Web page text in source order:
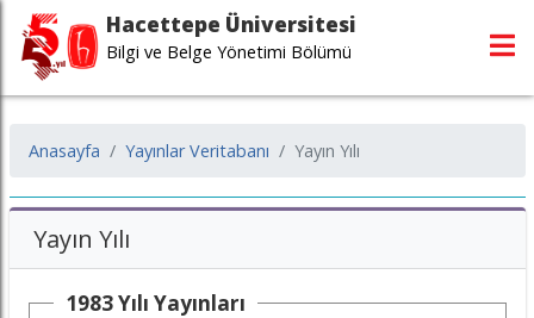
Hacettepe Üniversitesi
Bilgi ve Belge Yönetimi Bölümü
Anasayfa Yayınlar Veritabanı Yayın Yılı
Yayın Yılı
1983 Yılı Yayınları